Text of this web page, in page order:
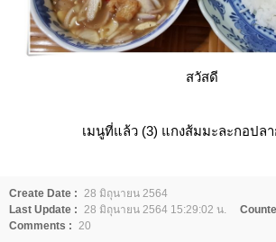
สวัสดี
เมนูที่แล้ว (3) กงส้มมะละกอปลา
Create Date :
28 มิถุนายน 2564
Last Update :
28 มิถุนายน 2564 15:29:02 น.
Comments :
20